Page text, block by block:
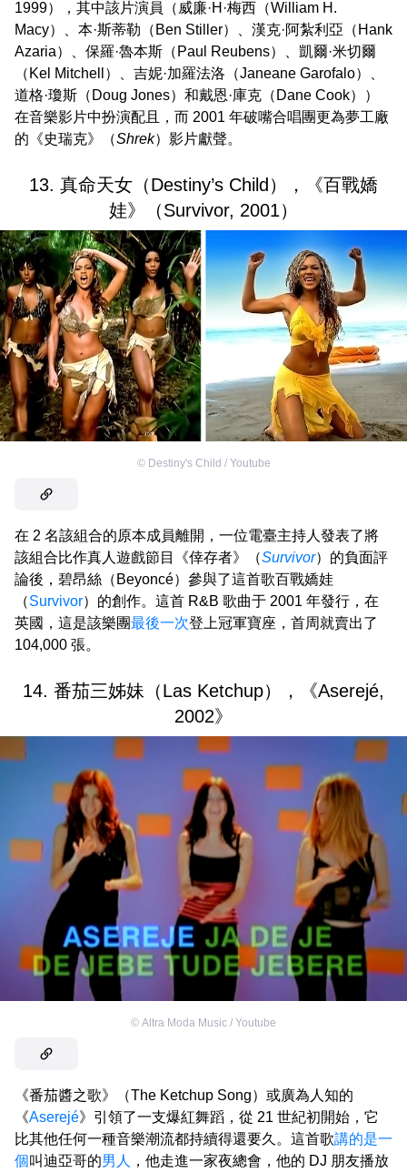
1999），其中該片演員（威廉·H·梅西（William H.
Macy）、本·斯蒂勒（Ben Stiller）、漢克·阿紮利亞（Hank
Azaria）、保羅·魯本斯（Paul Reubens）、凱爾·米切爾
（Kel Mitchell）、吉妮·加羅法洛（Janeane Garofalo）、
道格·瓊斯（Doug Jones）和戴恩·庫克（Dane Cook））
在音樂影片中扮演配且，而 2001 年破嘴合唱團更為夢工廠
的《史瑞克》（Shrek）影片獻聲。
13. 真命天女（Destiny’s Child），《百戰嬌
娃》（Survivor, 2001）
© Destiny's Child / Youtube
在 2 名該組合的原本成員離開，一位電臺主持人發表了將
該組合比作真人遊戲節目《倖存者》（Survivor）的負面評
論後，碧昂絲（Beyoncé）參與了這首歌百戰嬌娃
（Survivor）的創作。這首 R&B 歌曲于 2001 年發行，在
英國，這是該樂團最後一次登上冠軍寶座，首周就賣出了
104,000 張。
14. 番茄三姊妹（Las Ketchup），《Aserejé,
2002》
© Altra Moda Music / Youtube
《番茄醬之歌》（The Ketchup Song）或廣為人知的
《Aserejé》引領了一支爆紅舞蹈，從 21 世紀初開始，它
比其他任何一種音樂潮流都持續得還要久。這首歌講的是一
個叫迪亞哥的男人 ，他走進一家夜總會，他的 DJ 朋友播放